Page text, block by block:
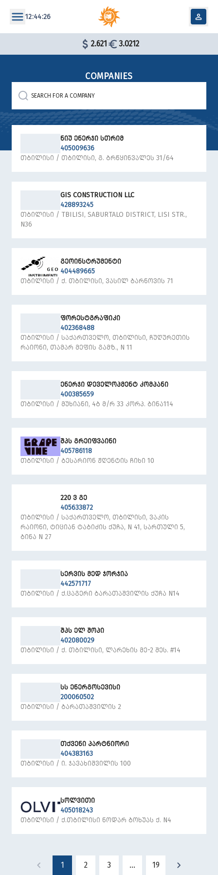
12:44:26
2.621 3.0212
COMPANIES
ᲜᲘᲣ ᲔᲜᲔᲠᲯᲘ ᲡᲗᲠᲘᲛ
405009636
ᲗᲑᲘᲚᲘᲡᲘ / ᲗᲑᲘᲚᲘᲡᲘ, Გ. ᲑᲠᲬᲧᲘᲜᲕᲐᲚᲔᲡ 31/64
GIS CONSTRUCTION LLC
428893245
ᲗᲑᲘᲚᲘᲡᲘ / TBILISI, SABURTALO DISTRICT, LISI STR.,
N36
ᲒᲔᲝᲘᲜᲡᲢᲠᲣᲛᲔᲜᲢᲘ
404489665
ᲗᲑᲘᲚᲘᲡᲘ / Ქ. ᲗᲑᲘᲚᲘᲡᲘ, ᲕᲐᲡᲘᲚ ᲑᲐᲠᲜᲝᲕᲘᲡ 71
ᲤᲝᲠᲔᲡᲢᲒᲠᲐᲤᲘᲙᲘ
402368488
ᲗᲑᲘᲚᲘᲡᲘ / ᲡᲐᲥᲐᲠᲗᲕᲔᲚᲝ, ᲗᲑᲘᲚᲘᲡᲘ, ᲩᲣᲦᲣᲠᲔᲗᲘᲡ
ᲠᲐᲘᲝᲜᲘ, ᲗᲐᲛᲐᲠ ᲛᲔᲤᲘᲡ ᲒᲐᲛᲖ., N 11
ᲔᲜᲔᲠᲯᲘ ᲓᲔᲕᲔᲚᲝᲞᲛᲔᲜᲢ ᲙᲝᲛᲞᲐᲜᲘ
400385659
ᲗᲑᲘᲚᲘᲡᲘ / ᲛᲣᲮᲘᲐᲜᲘ, 4Ბ Მ/Რ 33 ᲙᲝᲠᲞ. ᲑᲘᲜᲐ114
ᲨᲞᲡ ᲒᲠᲔᲘᲤᲕᲐᲘᲜᲘ
405786118
ᲗᲑᲘᲚᲘᲡᲘ / ᲑᲔᲡᲐᲠᲘᲝᲜ ᲟᲦᲔᲜᲢᲘᲡ ᲩᲘᲮᲘ 10
220 Ვ ᲒᲔ
405633872
ᲗᲑᲘᲚᲘᲡᲘ / ᲡᲐᲥᲐᲠᲗᲕᲔᲚᲝ, ᲗᲑᲘᲚᲘᲡᲘ, ᲕᲐᲙᲘᲡ
ᲠᲐᲘᲝᲜᲘ, ᲢᲘᲪᲘᲐᲜ ᲢᲐᲑᲘᲫᲘᲡ ᲥᲣᲩᲐ, N 41, ᲡᲐᲠᲗᲣᲚᲘ 5,
ᲑᲘᲜᲐ N 27
ᲡᲔᲠᲕᲘᲡ ᲛᲔᲓ ᲯᲝᲠᲯᲘᲐ
442571717
ᲗᲑᲘᲚᲘᲡᲘ / Ქ.ᲪᲐᲒᲔᲠᲘ ᲑᲐᲠᲐᲗᲐᲨᲕᲘᲚᲘᲡ ᲥᲣᲩᲐ N14
ᲨᲞᲡ ᲔᲚ ᲨᲝᲞᲘ
402080029
ᲗᲑᲘᲚᲘᲡᲘ / Ქ. ᲗᲑᲘᲚᲘᲡᲘ, ᲚᲐᲠᲔᲮᲘᲡ ᲛᲔ-2 ᲨᲔᲡ. #14
ᲡᲡ ᲔᲜᲔᲠᲒᲝᲡᲔᲕᲘᲡᲘ
200060502
ᲗᲑᲘᲚᲘᲡᲘ / ᲑᲐᲠᲐᲗᲐᲨᲕᲘᲚᲘᲡ 2
ᲗᲥᲕᲔᲜᲘ ᲞᲐᲠᲢᲜᲘᲝᲠᲘ
404383163
ᲗᲑᲘᲚᲘᲡᲘ / Ი. ᲯᲐᲕᲐᲮᲘᲨᲕᲘᲚᲘᲡ 100
ᲡᲝᲚᲕᲘᲗᲘ
405018243
ᲗᲑᲘᲚᲘᲡᲘ / Ქ.ᲗᲑᲘᲚᲘᲡᲘ ᲜᲝᲓᲐᲠ ᲑᲝᲮᲣᲐᲡ Ქ. N4
1 2 3 ... 19